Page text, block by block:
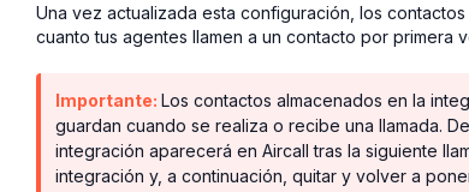
Una vez actualizada esta configuración, los
cuanto tus agentes llamen a un contacto por primera
Importante: Los contactos almacenados en la
guardan cuando se realiza o recibe una llamada.
integración aparecerá en Aircall tras la siguiente
integración y, a continuación, quitar y volver a